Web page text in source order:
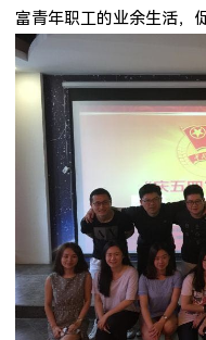
富青年职工的业余生活，